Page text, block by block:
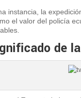
instancia, la
el valor del policía
de